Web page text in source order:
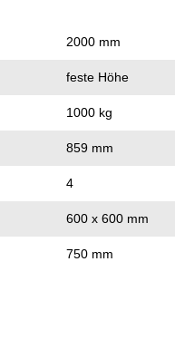
2000 mm
feste Höhe
1000 kg
859 mm
4
600 x 600 mm
750 mm